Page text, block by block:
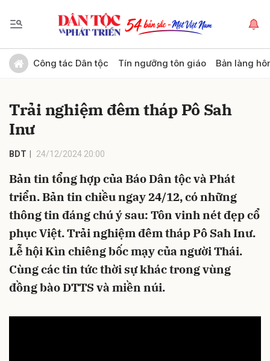
Công tác Dân tộc Tín ngưỡng tôn giáo Bản làng
Trải nghiệm đêm tháp Pô Sah
Inư
BDT 24/12/2024 20:00
Bản tin tổng hợp của Báo Dân tộc và Phát
triển. Bản tin chiều ngay 24/12, có những
thông tin đáng chú ý sau: Tôn vinh nét đẹp cổ
phục Việt. Trải nghiệm đêm tháp Pô Sah Inư.
Lễ hội Kìn chiêng bốc mạy của người Thái.
Cùng các tin tức thời sự khác trong vùng
đồng bào DTTS và miền núi.
Gửi bình luận
Hủy Gửi